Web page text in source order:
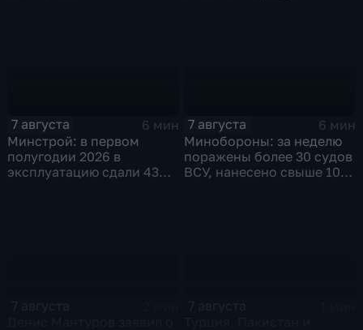
7 августа
6 мин
Минстрой: в первом
полугодии 2026 в
эксплуатацию сдали 43
7 августа
6 мин
Минобороны: за неделю
поражены более 30 судов
ВСУ, нанесено свыше 10